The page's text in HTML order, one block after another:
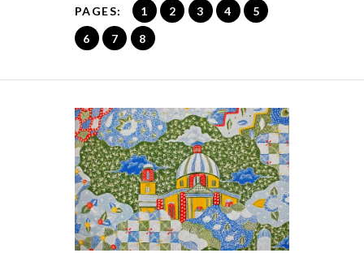
PAGES: 1 2 3 4
5
6
7 8